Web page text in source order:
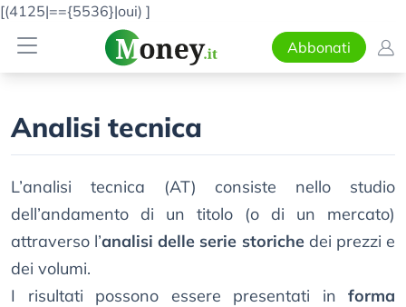
[(4125|=={5536}|oui) ]
Abbonati
Analisi tecnica
L’analisi tecnica (AT) consiste nello studio
dell’andamento di un titolo (o di un mercato)
attraverso l’analisi delle serie storichedei prezzi e
dei volumi.
I risultati possono essere presentati in forma